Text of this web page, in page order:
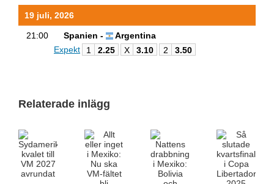
19 juli, 2026
21:00 Spanien -
Argentina
Expekt
1 2.25 X 3.10 2 3.50
Relaterade inlägg